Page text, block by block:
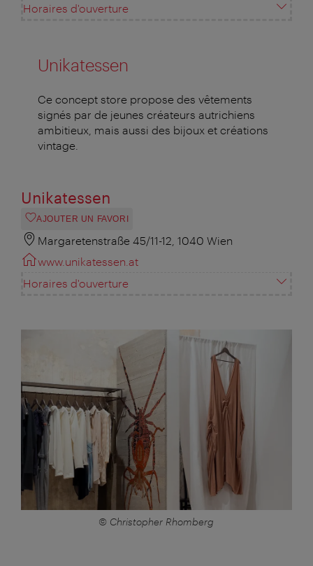
Horaires d'ouverture
Unikatessen
Ce concept store propose des vêtements
signés par de jeunes créateurs autrichiens
ambitieux, mais aussi des bijoux et créations
vintage.
Unikatessen
AJOUTER UN FAVORI
Margaretenstraße 45/11-12, 1040 Wien
www.unikatessen.at
Horaires d'ouverture
© Christopher Rhomberg